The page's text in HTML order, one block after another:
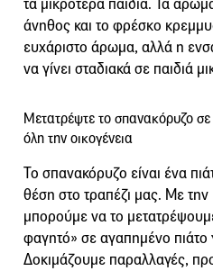
τα μικρότερα παιδιά. Τα
άνηθος και το φρέσκο
ευχάριστο άρωμα, αλλά η
να γίνει σταδιακά σε παιδιά
Μετατρέψτε το σπανακόρυζο σε
όλη την οικογένεια
Το σπανακόρυζο είναι ένα
θέση στο τραπέζι μας. Με
μπορούμε να το
φαγητό» σε αγαπημένο πιάτο
Δοκιμάζουμε παραλλαγές,